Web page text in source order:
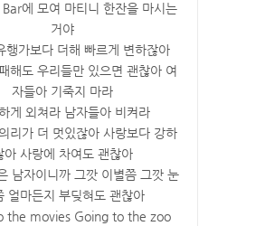
에 모여 마티니 한잔을 마시는
거야
행가보다 더해 빠르게 변하잖아
해도 우리들만 있으면 괜찮아 여
자들아 기죽지 마라
게 외쳐라 남자들아 비켜라
리가 더 멋있잖아 사랑보다 강하
아 사랑에 차여도 괜찮아
남자이니까 그깟 이별쯤 그깟 눈
얼마든지 부딪혀도 괜찮아
the movies Going to the zoo